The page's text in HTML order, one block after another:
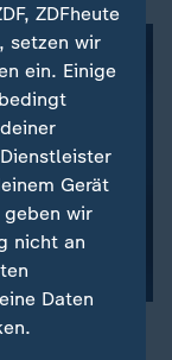
einen
ZDFheute
setzen wir
ein. Einige
Gerät
wir
nicht an
Daten